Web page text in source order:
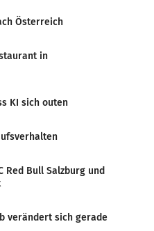
Österreich
in
KI sich outen
Red Bull Salzburg und
verändert sich gerade